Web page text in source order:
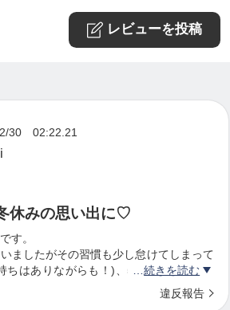
ースに合わせてサポートをさ
イーツのほか、ロースイーツ
。
楽しみください。
料・道具から１アイテムをお
ます。
いにお役立てください♡
レビューを投稿
30 02:22.21
休みの思い出に♡
す。
ましたがその習慣も少し怠けてしまって
ちはありながらも！)、5年生の娘を連れ
続きを読む
違反報告